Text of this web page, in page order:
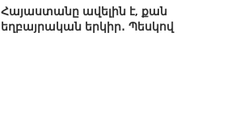
Հայաստանը ավելին է, քան
եղբայրական երկիր․ Պեսկով